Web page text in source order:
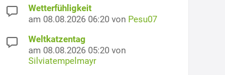
Wetterfühligkeit
am 08.08.2026 06:20 von Pesu07
Weltkatzentag
am 08.08.2026 05:20 von
Silviatempelmayr